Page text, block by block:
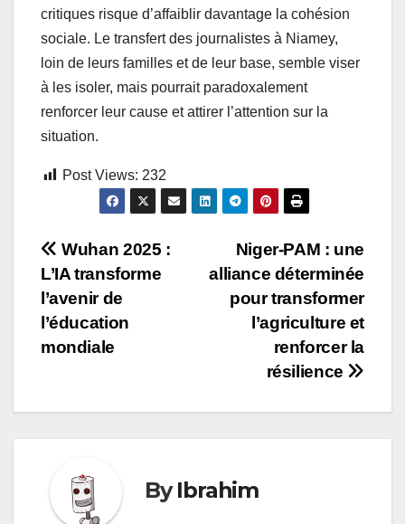
critiques risque d’affaiblir davantage la cohésion
sociale. Le transfert des journalistes à Niamey,
loin de leurs familles et de leur base, semble viser
à les isoler, mais pourrait paradoxalement
renforcer leur cause et attirer l’attention sur la
situation.
Post Views: 232
Navigation
de
l’article
Niger-PAM : une
alliance déterminée
pour transformer
l’agriculture et
renforcer la
résilience
Wuhan 2025 :
L’IA transforme
l’avenir de
l’éducation
mondiale
ByIbrahim